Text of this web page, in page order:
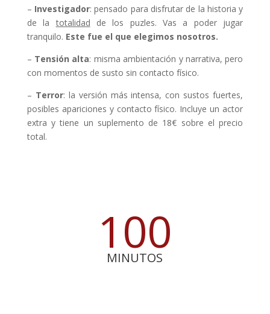
– Investigador: pensado para disfrutar de la historia y
de latotalidad de los puzles. Vas a poder jugar
tranquilo. Este fue el que elegimos nosotros.
– Tensión alta: misma ambientación y narrativa, pero
con momentos de susto sin contacto físico.
– Terror: la versión más intensa, con sustos fuertes,
posibles apariciones y contacto físico. Incluye un actor
extra y tiene un suplemento de 18€ sobre el precio
total.
100
MINUTOS